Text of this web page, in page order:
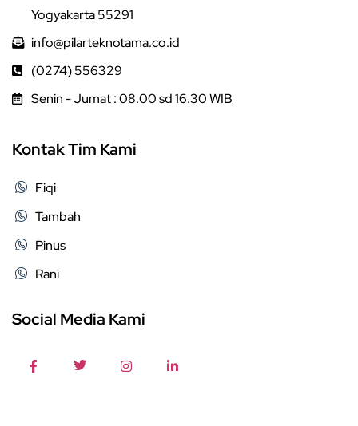
Yogyakarta 55291
info@pilarteknotama.co.id
(0274) 556329
Senin - Jumat : 08.00 sd 16.30 WIB
Kontak Tim Kami
Fiqi
Tambah
Pinus
Rani
Social Media Kami